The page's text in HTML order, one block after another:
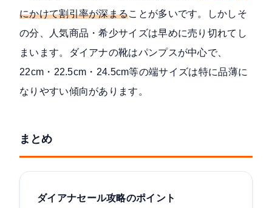
にかけて割引率が深まることが多いです。しかしそ
の分、人気商品・希少サイズは早めに売り切れてし
まいます。ダイアナの靴はパンプスが中心で、
22cm・22.5cm・24.5cm等の端サイズは特に品薄に
なりやすい傾向があります。
まとめ
ダイアナセール攻略のポイント